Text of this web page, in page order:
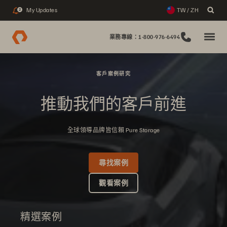
2 My Updates TW / ZH
業務專線：1-800-976-6494
客戶案例研究
推動我們的客戶前進
全球領導品牌皆信賴 Pure Storage
尋找案例
觀看案例
精選案例